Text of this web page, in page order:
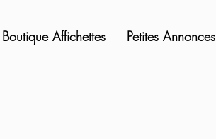
Boutique Affichettes Petites Annonces